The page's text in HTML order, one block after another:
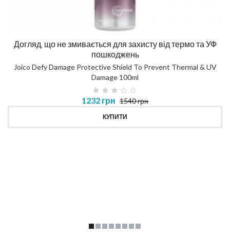
Догляд, що не змивається для захисту від термо та УФ
пошкоджень
Joico Defy Damage Protective Shield To Prevent Thermal & UV
Damage 100ml
1232 грн 1540 грн
КУПИТИ